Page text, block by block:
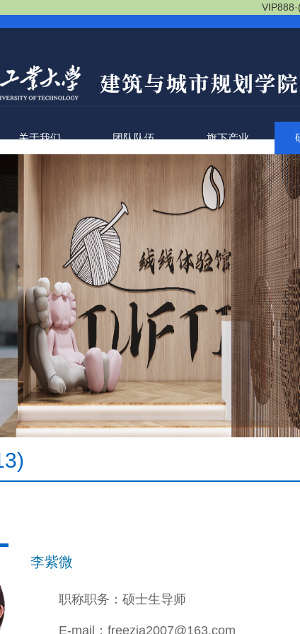
关于我们 团队队伍 旗下产业
李紫微
职称职务：硕士生导师
E-mail：freezia2007@163.com